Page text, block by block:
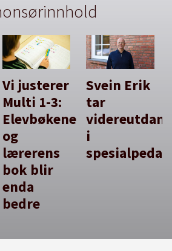
Vi justerer
Multi 1-3:
Elevbøkene
og
lærerens
bok blir
enda
bedre
Svein Erik
tar
i